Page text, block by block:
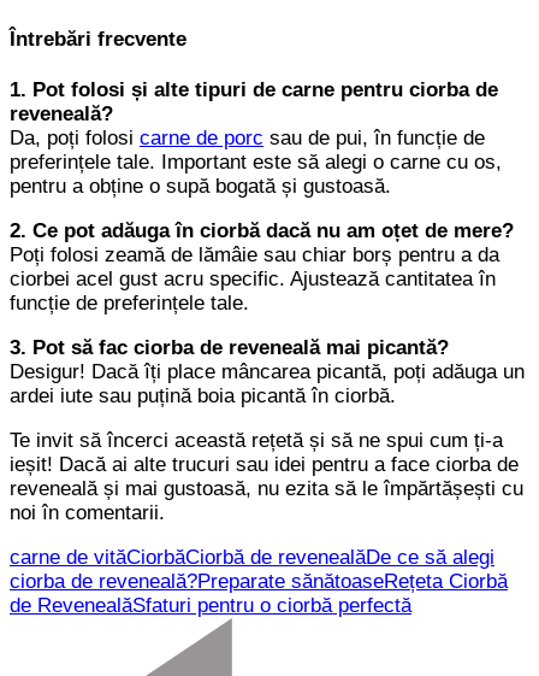
Întrebări frecvente
1. Pot folosi și alte tipuri de carne pentru ciorba de
reveneală?
Da, poți folosi carne de porc sau de pui, în funcție de
preferințele tale. Important este să alegi o carne cu os,
pentru a obține o supă bogată și gustoasă.
2. Ce pot adăuga în ciorbă dacă nu am oțet de mere?
Poți folosi zeamă de lămâie sau chiar borș pentru a da
ciorbei acel gust acru specific. Ajustează cantitatea în
funcție de preferințele tale.
3. Pot să fac ciorba de reveneală mai picantă?
Desigur! Dacă îți place mâncarea picantă, poți adăuga un
ardei iute sau puțină boia picantă în ciorbă.
Te invit să încerci această rețetă și să ne spui cum ți-a
ieșit! Dacă ai alte trucuri sau idei pentru a face ciorba de
reveneală și mai gustoasă, nu ezita să le împărtășești cu
noi în comentarii.
carne de vităCiorbăCiorbă de revenealăDe ce să alegi
ciorba de reveneală?Preparate sănătoaseRețeta Ciorbă
de RevenealăSfaturi pentru o ciorbă perfectă